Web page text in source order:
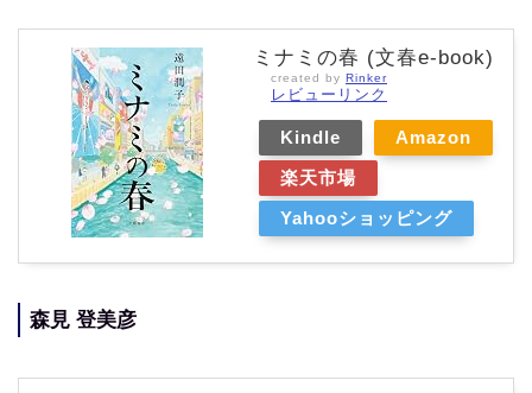
ミナミの春 (文春e-book)
created by Rinker
レビューリンク
Kindle
Amazon
楽天市場
Yahooショッピング
森見 登美彦